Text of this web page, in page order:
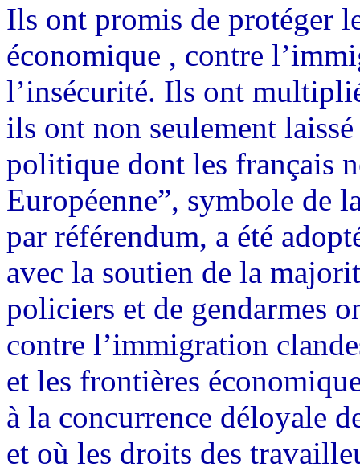
Ils ont promis de protéger
économique , contre
l’insécurité. Ils ont
ils ont non seulement
politique dont les français
Européenne”, symbole de
par référendum, a été
avec la soutien de la
policiers et de gendarmes
contre l’immigration
et les frontières
à la concurrence déloyale
et où les droits des